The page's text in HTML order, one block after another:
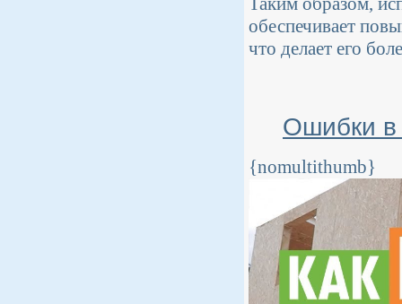
обеспечивает
что делает его
Ошибки в
{nomultithumb}